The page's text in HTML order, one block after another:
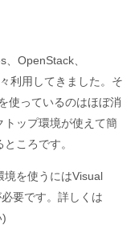
OpenStack、
利用してきました。そ
使っているのはほぼ消
ップ環境が使えて簡
ころです。
境を使うにはVisual
要です。詳しくは
)